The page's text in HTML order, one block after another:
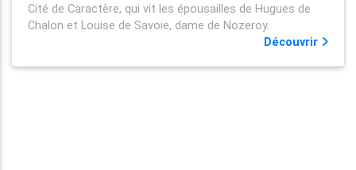
Cité de Caractère, qui vit les épousailles de Hugues de
Chalon et Louise de Savoie, dame de Nozeroy.
Découvrir